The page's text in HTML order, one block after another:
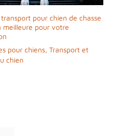
transport pour chien de chasse
meilleure pour votre
pour chiens, Transport et
chien